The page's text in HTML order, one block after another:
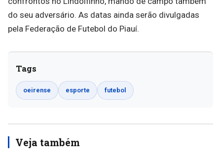
do seu adversário. As datas ainda serão divulgadas
pela Federação de Futebol do Piauí.
Tags
oeirense esporte futebol
Veja também